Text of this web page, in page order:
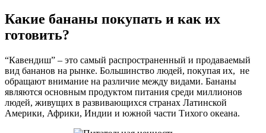
Какие бананы покупать и как их
готовить?
“Кавендиш” – это самый распространенный и продаваемый
вид бананов на рынке. Большинство людей, покупая их, не
обращают внимание на различие между видами. Бананы
являются основным продуктом питания среди миллионов
людей, живущих в развивающихся странах Латинской
Америки, Африки, Индии и южной части Тихого океана.